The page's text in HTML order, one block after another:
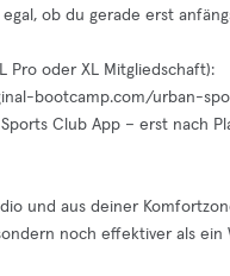
ob du gerade erst
Pro oder XL Mitgliedschaft):
bootcamp.com/urban-
Club App – erst nach
und aus deiner
noch effektiver als ein